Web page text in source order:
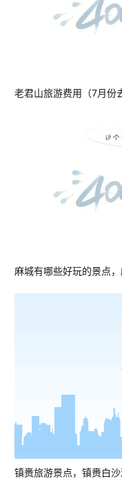
老君山旅游费用（7月份
麻城有哪些好玩的景点
镇赉旅游景点，镇赉白